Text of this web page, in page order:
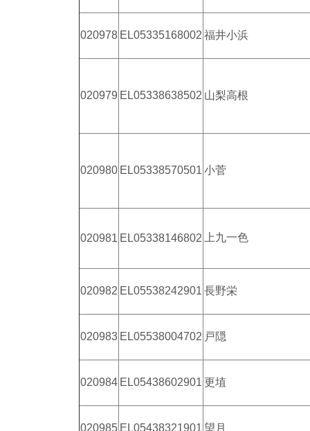
020978 EL05335168002 福井小浜
020979 EL05338638502 山梨高根
020980 EL05338570501 小菅
020981 EL05338146802 上九一色
020982 EL05538242901 長野栄
020983 EL05538004702 戸隠
020984 EL05438602901 更埴
020985 EL05438321901 望月